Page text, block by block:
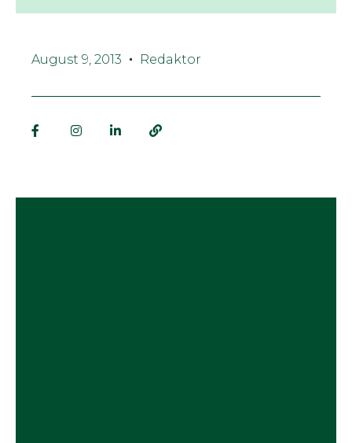
August 9, 2013 Redaktor